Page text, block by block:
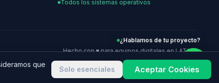
Todos los sistemas operativos
Hecho con ♥ para equipos digitales en LATAM
¿Hablamos de tu proyecto?
que
Solo esenciales Aceptar Cookies